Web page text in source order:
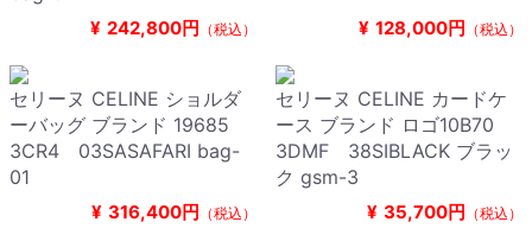
¥ 242,800円 （税込） ¥ 128,000円 （税込）
セリーヌ CELINE ショルダ
ーバッグ ブランド 19685
3CR4 03SASAFARI bag-
01
¥ 316,400円 （税込）
セリーヌ CELINE カードケ
ース ブランド ロゴ10B70
3DMF 38SIBLACK ブラッ
ク gsm-3
¥ 35,700円 （税込）